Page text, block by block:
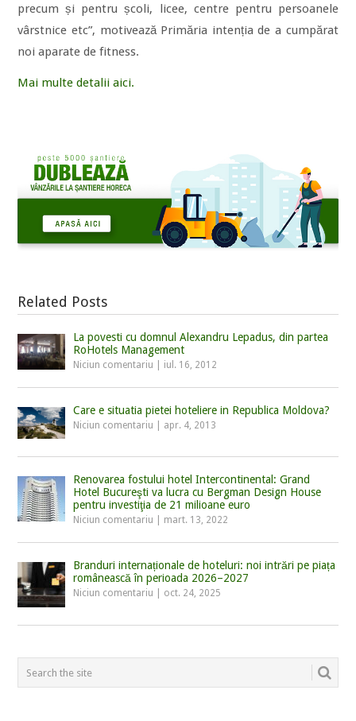
precum și pentru școli, licee, centre pentru persoanele
vârstnice etc”, motivează Primăria intenția de a cumpărat
noi aparate de fitness.
Mai multe detalii aici.
Related Posts
La povesti cu domnul Alexandru Lepadus, din partea
RoHotels Management
Niciun comentariu iul. 16, 2012
Care e situatia pietei hoteliere in Republica Moldova?
Niciun comentariu apr. 4, 2013
Renovarea fostului hotel Intercontinental: Grand
Hotel Bucureşti va lucra cu Bergman Design House
pentru investiţia de 21 milioane euro
Niciun comentariu mart. 13, 2022
Branduri internaționale de hoteluri: noi intrări pe piața
românească în perioada 2026–2027
Niciun comentariu oct. 24, 2025